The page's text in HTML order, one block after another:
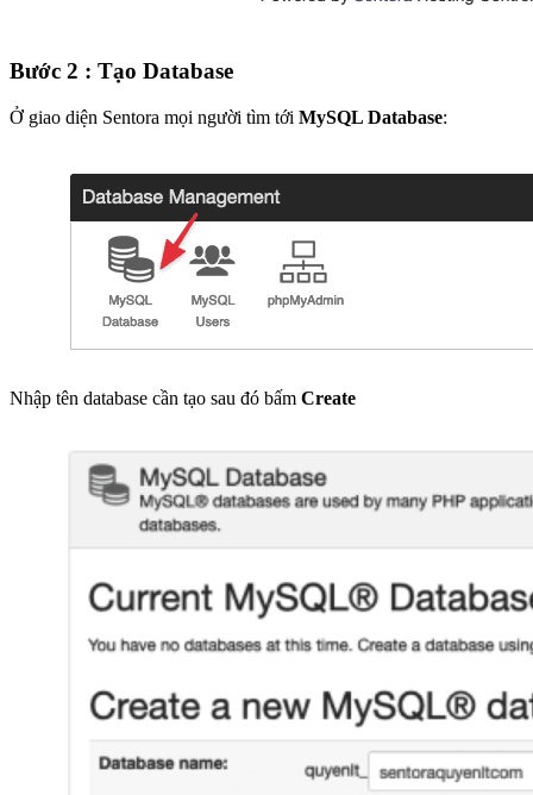
Bước 2 : Tạo Database
Ở giao diện Sentora mọi người tìm tới MySQL Database:
Nhập tên database cần tạo sau đó bấm Create